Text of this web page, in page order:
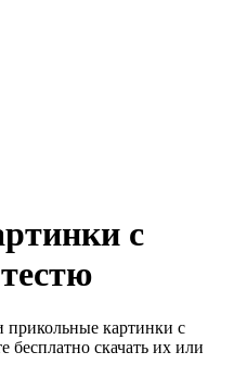
с
прикольные картинки с
скачать их или